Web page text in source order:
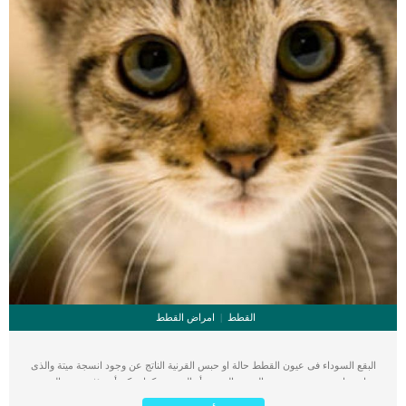
القطط امراض القطط
البقع السوداء فى عيون القطط حالة او حبس القرنية الناتج عن وجود انسجة ميتة والذى
عادة ما يحدث بسبب تقرح القرنية المزمن أو الصدمة. كما يمكن أن يؤثر حبس القرنية
على جميع السلالات ، ولكنه أكثر عرضة في السلالات الفارسية وسلالات الهيمالايا. عادة ما